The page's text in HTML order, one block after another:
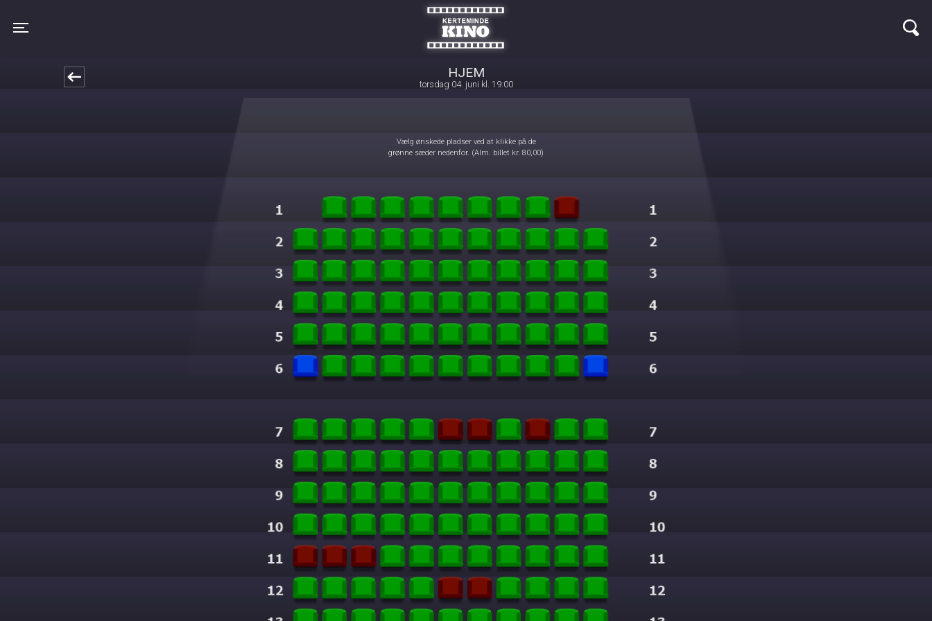
Kerteminde Kino
HJEM
torsdag 04. juni kl. 19:00
Vælg ønskede pladser ved at klikke på de
grønne sæder nedenfor. (Alm. billet kr. 80,00)
front03-cc 044922